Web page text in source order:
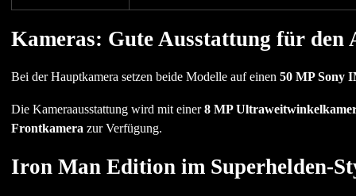
Kameras: Gute Ausstattung für den
Bei der Hauptkamera setzen beide Modelle auf einen 50 MP Sony
Die Kameraausstattung wird mit einer8 MP
Frontkamera zur Verfügung.
Iron Man Edition im Superhelden-